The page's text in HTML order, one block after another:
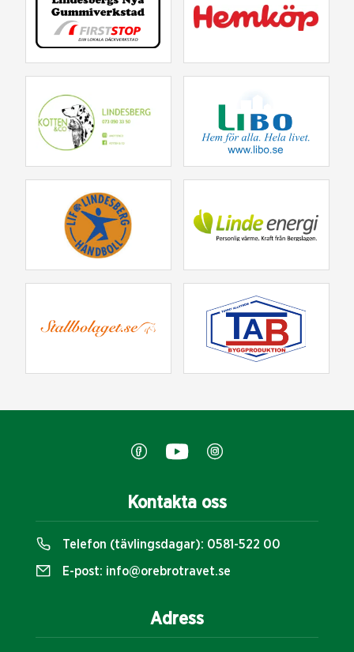
Kontakta oss
Telefon (tävlingsdagar): 0581-522 00
E-post: info@orebrotravet.se
Adress